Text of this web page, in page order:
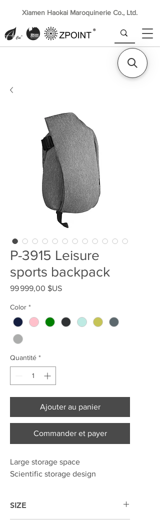
Xiamen Haokai Maroquinerie Co., Ltd.
P-3915 Leisure
sports backpack
99 999,00 $USPrix
Color *
Quantité *
Ajouter au panier
Commander et payer
Large storage space
Scientific storage design
SIZE